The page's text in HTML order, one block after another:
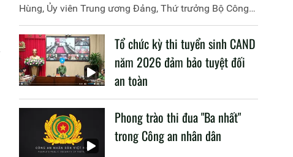
Hùng, Ủy viên Trung ương Đảng, Thứ trưởng Bộ Công
an đã đồng chủ trì buổi làm việc với các đơn vị của 2
Bộ về một số nội dung liên quan đến công tác giáo dục
và đào tạo của lực lượng CAND.Tổ chức kỳ thi tuyển sinh CAND
năm 2026 đảm bảo tuyệt đối
an toàn
Phong trào thi đua "Ba nhất"
trong Công an nhân dân